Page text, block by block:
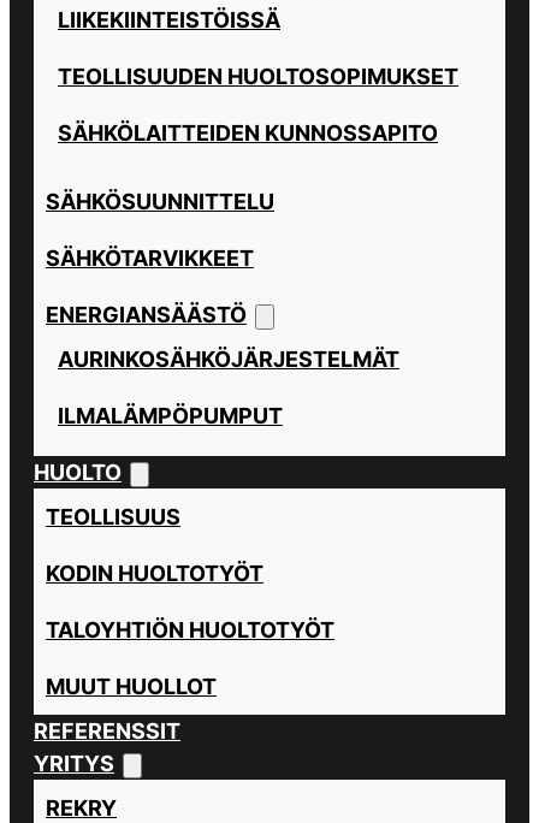
LIIKEKIINTEISTÖISSÄ
TEOLLISUUDEN HUOLTOSOPIMUKSET
SÄHKÖLAITTEIDEN KUNNOSSAPITO
SÄHKÖSUUNNITTELU
SÄHKÖTARVIKKEET
ENERGIANSÄÄSTÖ
AURINKOSÄHKÖJÄRJESTELMÄT
ILMALÄMPÖPUMPUT
HUOLTO
TEOLLISUUS
KODIN HUOLTOTYÖT
TALOYHTIÖN HUOLTOTYÖT
MUUT HUOLLOT
REFERENSSIT
YRITYS
REKRY